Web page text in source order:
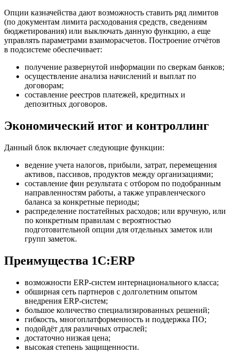
Опции казначейства дают возможность ставить ряд лимитов
(по документам лимита расходования средств, сведениям
бюджетирования) или выключать данную функцию, а еще
управлять параметрами взаиморасчетов. Построение отчётов
в подсистеме обеспечивает:
получение развернутой информации по сверкам банков;
осуществление анализа начислений и выплат по
договорам;
составление реестров платежей, кредитных и
депозитных договоров.
Экономический итог и контроллинг
Данный блок включает следующие функции:
ведение учета налогов, прибыли, затрат, перемещения
активов, пассивов, продуктов между организациями;
составление фин результата с отбором по подобранным
направленностям работы, а также управленческого
баланса за конкретные периоды;
распределение постатейных расходов; или вручную, или
по конкретным правилам с вероятностью
подготовительной опции для отдельных заметок или
групп заметок.
Преимущества 1С:ERP
возможности ERP-систем интернационального класса;
обширная сеть партнеров с долголетним опытом
внедрения ERP-систем;
большое количество специализированных решений;
гибкость, многоплатформенность и поддержка ПО;
подойдёт для различных отраслей;
достаточно низкая цена;
высокая степень защищенности.